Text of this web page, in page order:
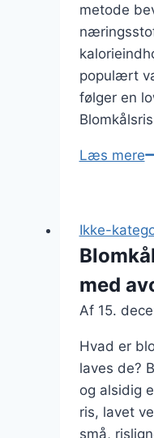
metode
populært
følger en
Læs mere
Ikke-
med
Af 15.
Hvad er
laves de?
og alsidig
ris, lavet
små,